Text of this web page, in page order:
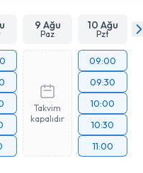
9 Ağu
Paz
10 Ağu
Pzt
Takvim
kapalıdır
09:00
09:30
10:00
10:30
11:00